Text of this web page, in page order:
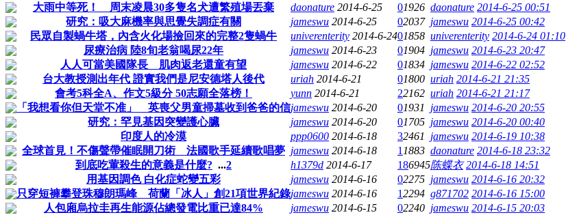
大雨中等死！ 周末凌晨30多隻名犬遭繁殖場丟棄
daonature 2014-6-25 01926 daonature 2014-6-25 00:51
研究：吸大麻機率與思覺失調症有關
jameswu 2014-6-25 02037 jameswu 2014-6-25 00:42
民眾自製蝸牛塔，內含火化場撿回來的完整2隻蝸牛
univerenterity 2014-6-2401858 univerenterity 2014-6-24 01:10
尿療治病 陸8旬老翁喝尿22年
jameswu 2014-6-23 01904 jameswu 2014-6-23 20:47
人人可當美國隊長 肌肉返老還童有望
jameswu 2014-6-22 01834 jameswu 2014-6-22 02:52
台大教授測出年代 證實我們是尼安德塔人後代
uriah 2014-6-21 01800 uriah 2014-6-21 21:35
會考5科全A、作文5級分 50志願全落榜！
yunn 2014-6-21 22162 uriah 2014-6-21 21:17
「我想看你但天堂不准」 英喪父男童掃墓收到爸爸的信jameswu 2014-6-20 01931 jameswu 2014-6-20 20:55
研究：罕見基因突變護心臟
jameswu 2014-6-20 01705 jameswu 2014-6-20 00:40
印度人的冷漠
ppp0600 2014-6-18 32461 jameswu 2014-6-19 10:38
全球首見！不傷聲帶催眠開刀術 法國歌手延續歌唱夢 jameswu 2014-6-18 1 1883 daonature 2014-6-18 23:32
到底吃葷殺生的意義是什麼? ...2 h1379d 2014-6-17 186945陈蝶衣 2014-6-18 14:51
用基因調色 白化症蛇變五彩
jameswu 2014-6-16 02275 jameswu 2014-6-16 20:32
只穿短褲攀登珠穆朗瑪峰 荷蘭「冰人」創21項世界紀錄jameswu 2014-6-16 12294 g871702 2014-6-16 15:00
人包廂烏拉圭再生能源佔總發電比重已達84%
jameswu 2014-6-15 02240 jameswu 2014-6-15 20:03